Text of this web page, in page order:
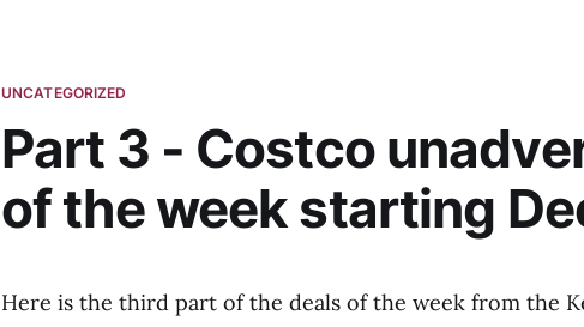
UNCATEGORIZED
Part 3 - Costco
of the week starting
Here is the third part of the deals of the week from the